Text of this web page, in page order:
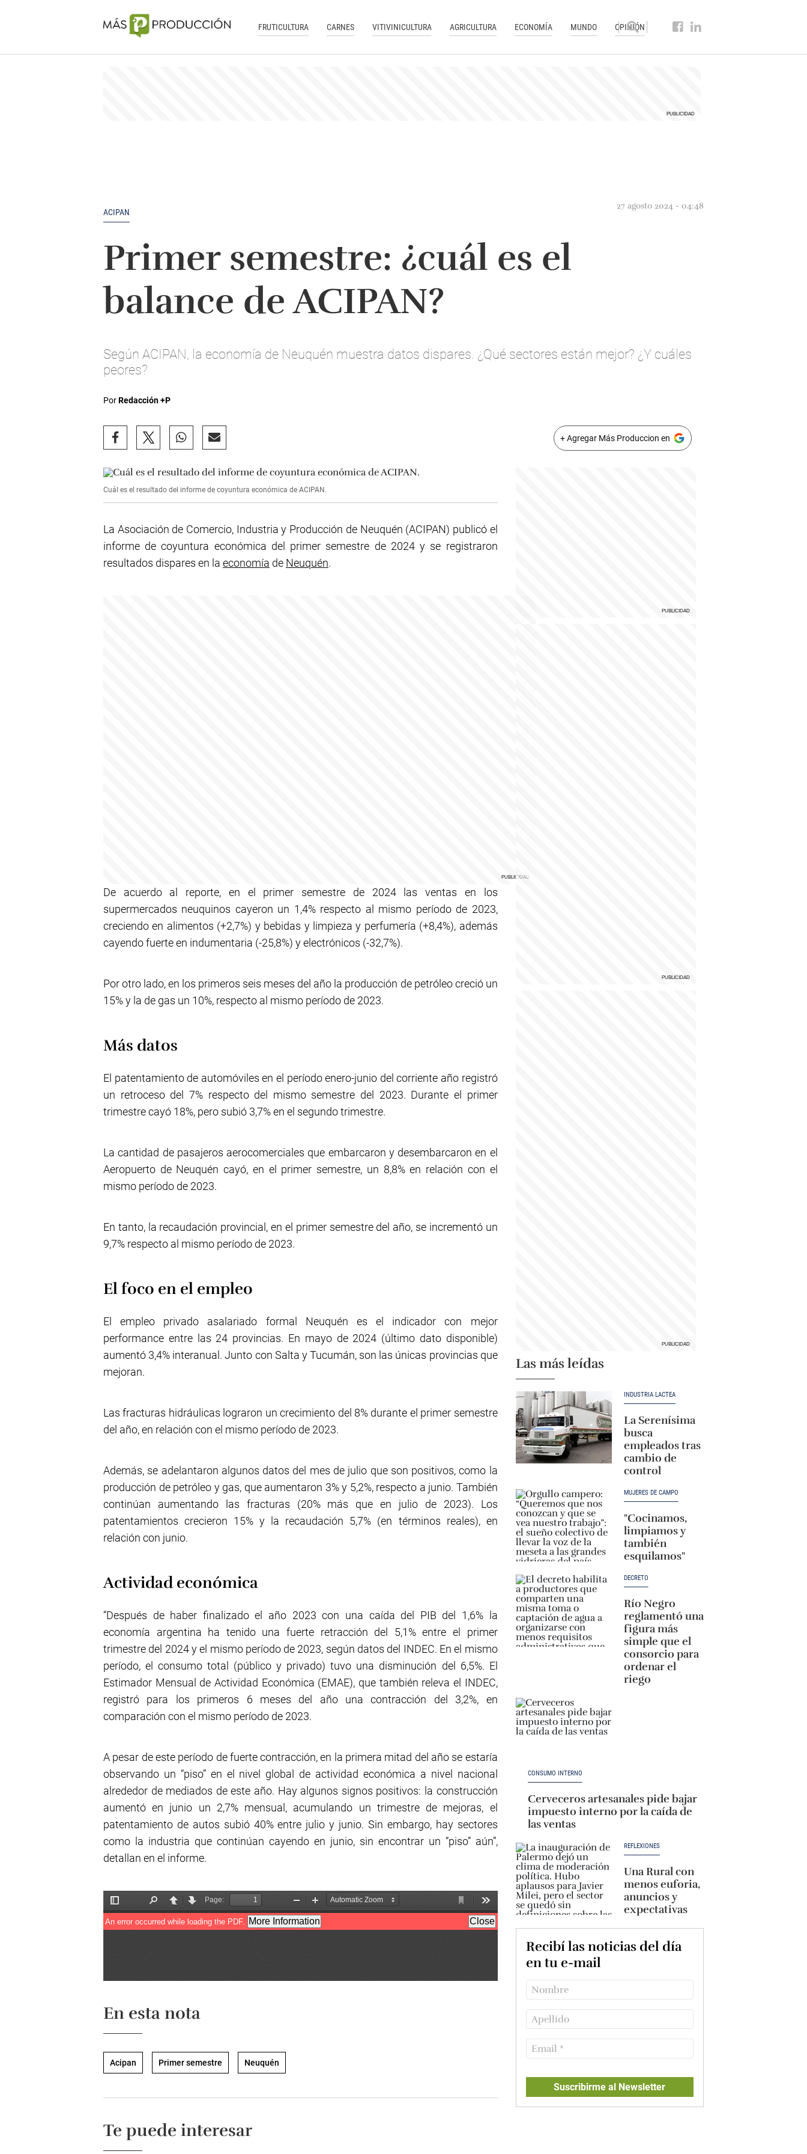
FRUTICULTURA CARNES VITIVINICULTURA AGRICULTURA ECONOMÍA MUNDO OPINIÓN
ACIPAN
27 agosto 2024 - 04:48
Primer semestre: ¿cuál es el
balance de ACIPAN?
Según ACIPAN, la economía de Neuquén muestra datos dispares. ¿Qué sectores están mejor? ¿Y cuáles
peores?
PorRedacción +P
+ Agregar Más Produccion en
Cuál es el resultado del informe de coyuntura económica de ACIPAN.
La Asociación de Comercio, Industria y Producción de Neuquén (ACIPAN) publicó el
informe de coyuntura económica del primer semestre de 2024 y se registraron
resultados dispares en la economía de Neuquén.
De acuerdo al reporte, en el primer semestre de 2024 las ventas en los
supermercados neuquinos cayeron un 1,4% respecto al mismo período de 2023,
creciendo en alimentos (+2,7%) y bebidas y limpieza y perfumería (+8,4%), además
cayendo fuerte en indumentaria (-25,8%) y electrónicos (-32,7%).
Por otro lado, en los primeros seis meses del año la producción de petróleo creció un
15% y la de gas un 10%, respecto al mismo período de 2023.
Más datos
El patentamiento de automóviles en el período enero-junio del corriente año registró
un retroceso del 7% respecto del mismo semestre del 2023. Durante el primer
trimestre cayó 18%, pero subió 3,7% en el segundo trimestre.
La cantidad de pasajeros aerocomerciales que embarcaron y desembarcaron en el
Aeropuerto de Neuquén cayó, en el primer semestre, un 8,8% en relación con el
mismo período de 2023.
En tanto, la recaudación provincial, en el primer semestre del año, se incrementó un
9,7% respecto al mismo período de 2023.
El foco en el empleo
El empleo privado asalariado formal Neuquén es el indicador con mejor
performance entre las 24 provincias. En mayo de 2024 (último dato disponible)
aumentó 3,4% interanual. Junto con Salta y Tucumán, son las únicas provincias que
mejoran.
Las fracturas hidráulicas lograron un crecimiento del 8% durante el primer semestre
del año, en relación con el mismo período de 2023.
Además, se adelantaron algunos datos del mes de julio que son positivos, como la
producción de petróleo y gas, que aumentaron 3% y 5,2%, respecto a junio. También
continúan aumentando las fracturas (20% más que en julio de 2023). Los
patentamientos crecieron 15% y la recaudación 5,7% (en términos reales), en
relación con junio.
Actividad económica
“Después de haber finalizado el año 2023 con una caída del PIB del 1,6% la
economía argentina ha tenido una fuerte retracción del 5,1% entre el primer
trimestre del 2024 y el mismo período de 2023, según datos del INDEC. En el mismo
período, el consumo total (público y privado) tuvo una disminución del 6,5%. El
Estimador Mensual de Actividad Económica (EMAE), que también releva el INDEC,
registró para los primeros 6 meses del año una contracción del 3,2%, en
comparación con el mismo período de 2023.
A pesar de este período de fuerte contracción, en la primera mitad del año se estaría
observando un “piso” en el nivel global de actividad económica a nivel nacional
alrededor de mediados de este año. Hay algunos signos positivos: la construcción
aumentó en junio un 2,7% mensual, acumulando un trimestre de mejoras, el
patentamiento de autos subió 40% entre julio y junio. Sin embargo, hay sectores
como la industria que continúan cayendo en junio, sin encontrar un “piso” aún”,
detallan en el informe.
En esta nota
Acipan Primer semestre Neuquén
Las más leídas
INDUSTRIA LÁCTEA
La Serenísima
busca
empleados tras
cambio de
control
MUJERES DE CAMPO
"Cocinamos,
limpiamos y
también
esquilamos"
DECRETO
Río Negro
reglamentó una
figura más
simple que el
consorcio para
ordenar el
riego
CONSUMO INTERNO
Cerveceros artesanales pide bajar
impuesto interno por la caída de
las ventas
REFLEXIONES
Una Rural con
menos euforia,
anuncios y
expectativas
Recibí las noticias del día
en tu e-mail
Suscribirme al Newsletter
Te puede interesar